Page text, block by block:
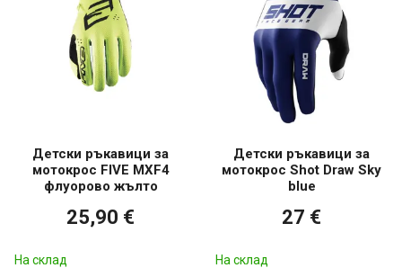
Детски ръкавици за
мотокрос FIVE MXF4
флуорово жълто
25,90 €
На склад
Детски ръкавици за
мотокрос Shot Draw Sky
blue
27 €
На склад